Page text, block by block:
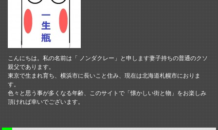
こんにちは。私の名前は「 ノンダクレー」と申します妻子持ちの普通のクソ
親父であります。
東京で生まれ育ち、横浜市に長いこと住み、現在は北海道札幌市におりま
す。
色々と思う事が多くなる年齢、このサイトで「懐かしい街と物」をお楽しみ
頂ければ幸いでございます。